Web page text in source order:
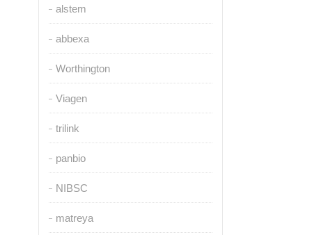
alstem
abbexa
Worthington
Viagen
trilink
panbio
NIBSC
matreya